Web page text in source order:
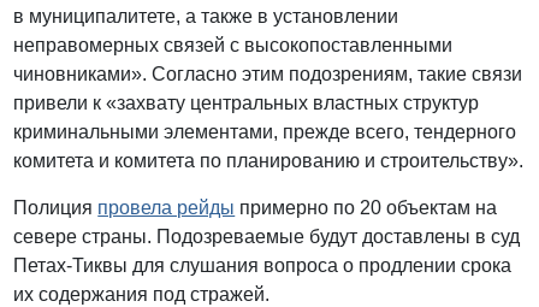
в муниципалитете, а также в установлении
неправомерных связей с высокопоставленными
чиновниками». Согласно этим подозрениям, такие связи
привели к «захвату центральных властных структур
криминальными элементами, прежде всего, тендерного
комитета и комитета по планированию и строительству».
Полиция провела рейды примерно по 20 объектам на
севере страны. Подозреваемые будут доставлены в суд
Петах-Тиквы для слушания вопроса о продлении срока
их содержания под стражей.